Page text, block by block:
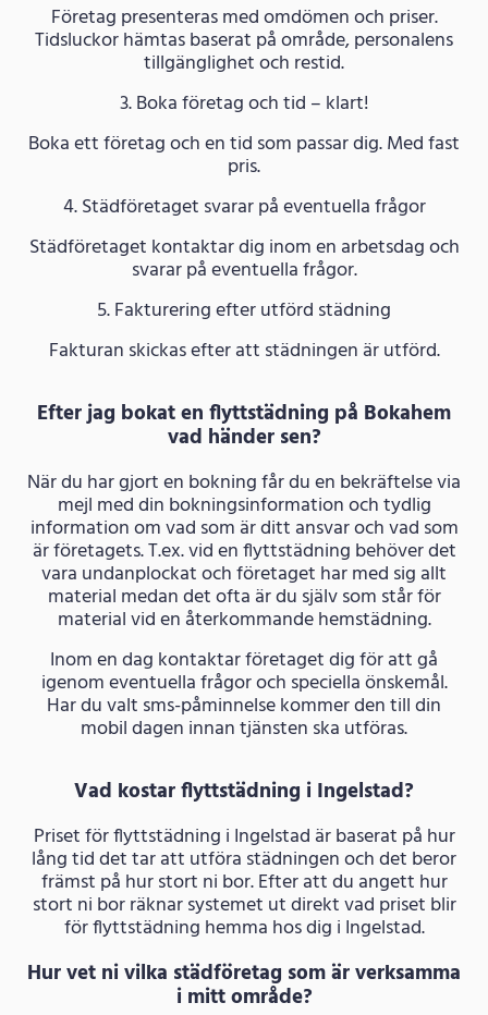
Företag presenteras med omdömen och priser.
Tidsluckor hämtas baserat på område, personalens
tillgänglighet och restid.
3. Boka företag och tid – klart!
Boka ett företag och en tid som passar dig. Med fast
pris.
4. Städföretaget svarar på eventuella frågor
Städföretaget kontaktar dig inom en arbetsdag och
svarar på eventuella frågor.
5. Fakturering efter utförd städning
Fakturan skickas efter att städningen är utförd.
Efter jag bokat en flyttstädning på Bokahem
vad händer sen?
När du har gjort en bokning får du en bekräftelse via
mejl med din bokningsinformation och tydlig
information om vad som är ditt ansvar och vad som
är företagets. T.ex. vid en flyttstädning behöver det
vara undanplockat och företaget har med sig allt
material medan det ofta är du själv som står för
material vid en återkommande hemstädning.
Inom en dag kontaktar företaget dig för att gå
igenom eventuella frågor och speciella önskemål.
Har du valt sms-påminnelse kommer den till din
mobil dagen innan tjänsten ska utföras.
Vad kostar flyttstädning i Ingelstad?
Priset för flyttstädning i Ingelstad är baserat på hur
lång tid det tar att utföra städningen och det beror
främst på hur stort ni bor. Efter att du angett hur
stort ni bor räknar systemet ut direkt vad priset blir
för flyttstädning hemma hos dig i Ingelstad.
Hur vet ni vilka städföretag som är verksamma
i mitt område?